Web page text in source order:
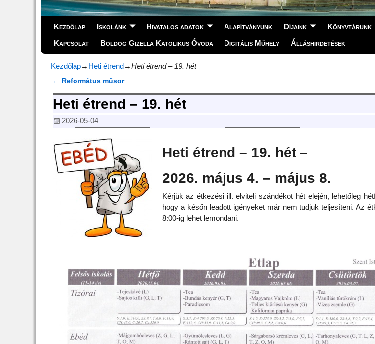
Kezdőlap Iskolánk Hivatalos adatok Alapítványunk Díjaink Könyvtárunk
Kapcsolat
Boldog Gizella Katolikus Óvoda Digitális Műhely Álláshirdetések
Kezdőlap→ Heti étrend→Heti étrend – 19. hét
Bejegyzés navigáció
← Református műsor
Heti étrend – 19. hét
2026-05-04
Heti étrend – 19. hét –
2026. május 4. – május 8.
Kérjük az étkezési ill. elviteli szándékot hét elején, lehetőleg
hogy a későn leadott igényeket már nem tudjuk teljesíteni. Az
8:00-ig lehet lemondani.